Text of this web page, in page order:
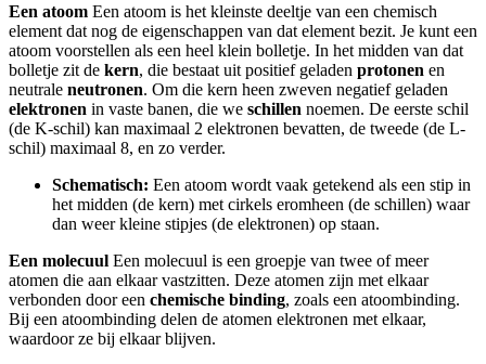
Een atoom Een atoom is het kleinste deeltje van een chemisch
element dat nog de eigenschappen van dat element bezit. Je kunt een
atoom voorstellen als een heel klein bolletje. In het midden van dat
bolletje zit de kern, die bestaat uit positief geladen protonen en
neutrale neutronen. Om die kern heen zweven negatief geladen
elektronen in vaste banen, die we schillen noemen. De eerste schil
(de K-schil) kan maximaal 2 elektronen bevatten, de tweede (de L-
schil) maximaal 8, en zo verder.
Schematisch: Een atoom wordt vaak getekend als een stip in
het midden (de kern) met cirkels eromheen (de schillen) waar
dan weer kleine stipjes (de elektronen) op staan.
Een molecuul Een molecuul is een groepje van twee of meer
atomen die aan elkaar vastzitten. Deze atomen zijn met elkaar
verbonden door een chemische binding, zoals een atoombinding.
Bij een atoombinding delen de atomen elektronen met elkaar,
waardoor ze bij elkaar blijven.